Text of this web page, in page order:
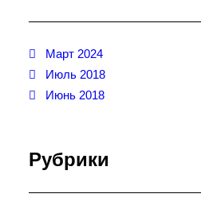
Март 2024
Июль 2018
Июнь 2018
Рубрики